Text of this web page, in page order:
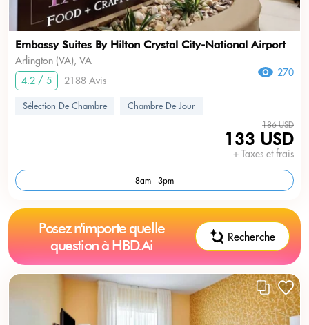
Embassy Suites By Hilton Crystal City-National Airport
Arlington (VA), VA
4.2 / 5
2188 Avis
270
Sélection De Chambre Chambre De Jour
186 USD
133 USD
+ Taxes et frais
8am - 3pm
Posez n'importe quelle
question à HBD.Ai
Recherche